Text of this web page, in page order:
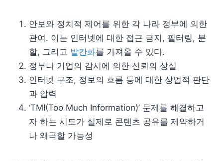
안보와 정치적 제어를 위한 각 나라 정부에 의한
관여. 이는 인터넷에 대한 접근 금지, 필터링, 분
할, 그리고 발칸화를 가져올 수 있다.
정부나 기업의 감시에 의한 신뢰의 상실
인터넷 구조, 정보의 흐름 등에 대한 상업적 판단
과 압력
‘TMI(Too Much Information)’ 문제를 해결하고
자 하는 시도가 실제로 콘텐츠 공유를 제약하거
나 왜곡할 가능성